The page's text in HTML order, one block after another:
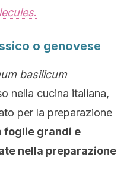
.
o genovese
basilicum
nella cucina italiana,
per la preparazione
foglie grandi e
nella preparazione